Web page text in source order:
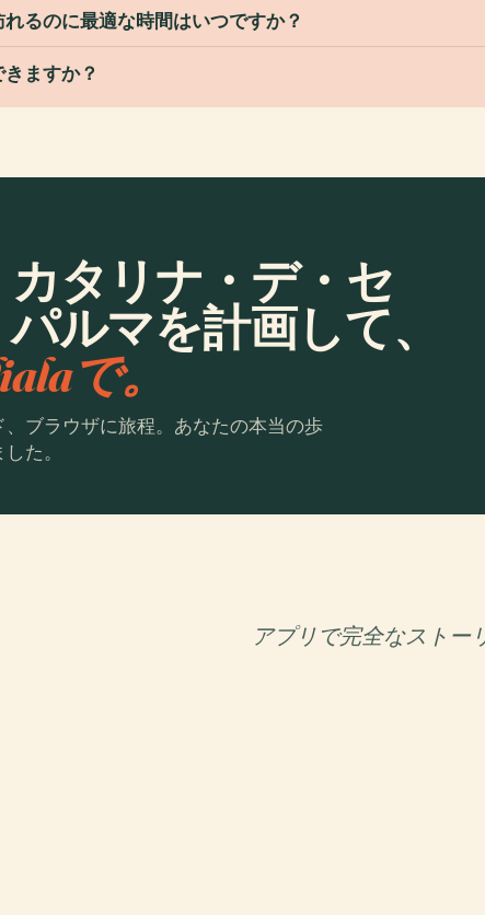
るのに最適な時間はいつですか？
ますか？
タリナ・デ・セ
ルマを計画して、
で。
ブラウザに旅程。あなたの本当の歩
た。
アプリで完全なストー